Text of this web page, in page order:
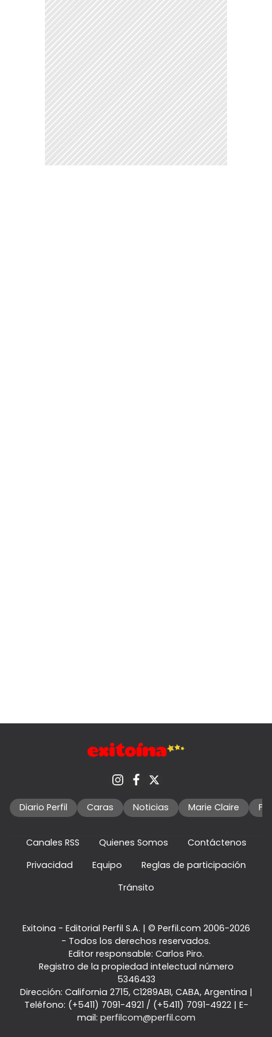
Diario Perfil Caras Noticias Marie Claire
Canales RSS Quienes Somos
Contáctenos
Privacidad
Equipo
Reglas de participación
Tránsito
Exitoina - Editorial Perfil S.A. | © Perfil.com 2006-2026
- Todos los derechos reservados.
Editor responsable: Carlos Piro.
Registro de la propiedad intelectual número
5346433
Dirección: California 2715, C1289ABI, CABA, Argentina |
Teléfono: (+5411) 7091-4921 / (+5411) 7091-4922| E-
mail: perfilcom@perfil.com